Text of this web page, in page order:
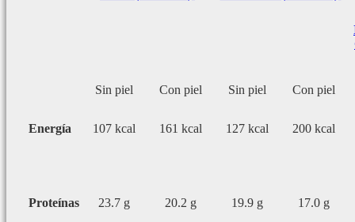
Sin piel Con piel Sin piel Con piel
Energía 107 kcal 161 kcal 127 kcal 200 kcal
Proteínas 23.7 g 20.2 g 19.9 g 17.0 g